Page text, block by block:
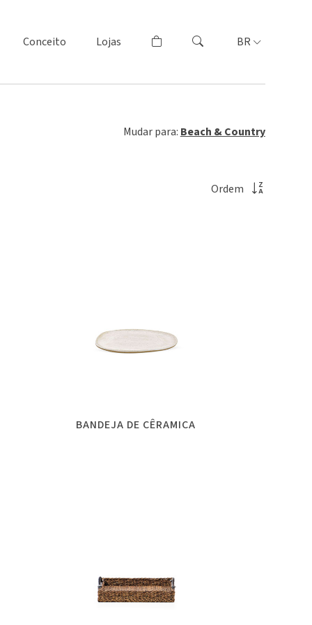
Conceito Lojas BR
Mudar para: Beach & Country
Ordem
BANDEJA DE CÊRAMICA